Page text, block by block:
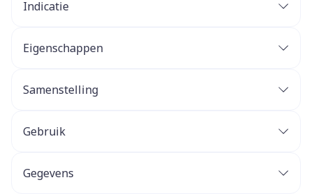
Indicatie
Eigenschappen
Samenstelling
Gebruik
Gegevens